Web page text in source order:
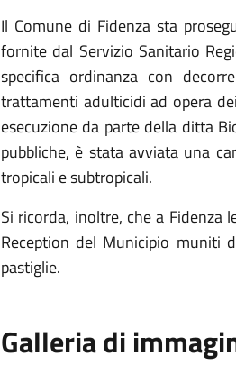
Il Comune di Fidenza sta
fornite dal Servizio Sanitario
specifica ordinanza con
trattamenti adulticidi ad opera
esecuzione da parte della ditta
pubbliche, è stata avviata una
tropicali e subtropicali.
Si ricorda, inoltre, che a Fidenza
Reception del Municipio muniti
pastiglie.
Galleria di